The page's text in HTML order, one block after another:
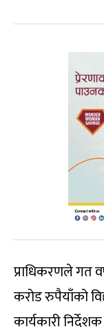
प्राधिकरणले गत
करोड रुपैयाँको
कार्यकारी